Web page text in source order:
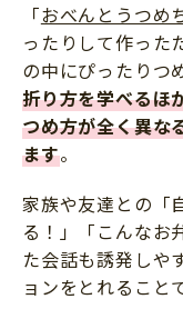
「おべんとうつめ
ったりして作った
の中にぴったりつ
折り方を学べるほ
つめ方が全く異な
ます。
家族や友達との「
る！」「こんなお
た会話も誘発しや
ョンをとれること